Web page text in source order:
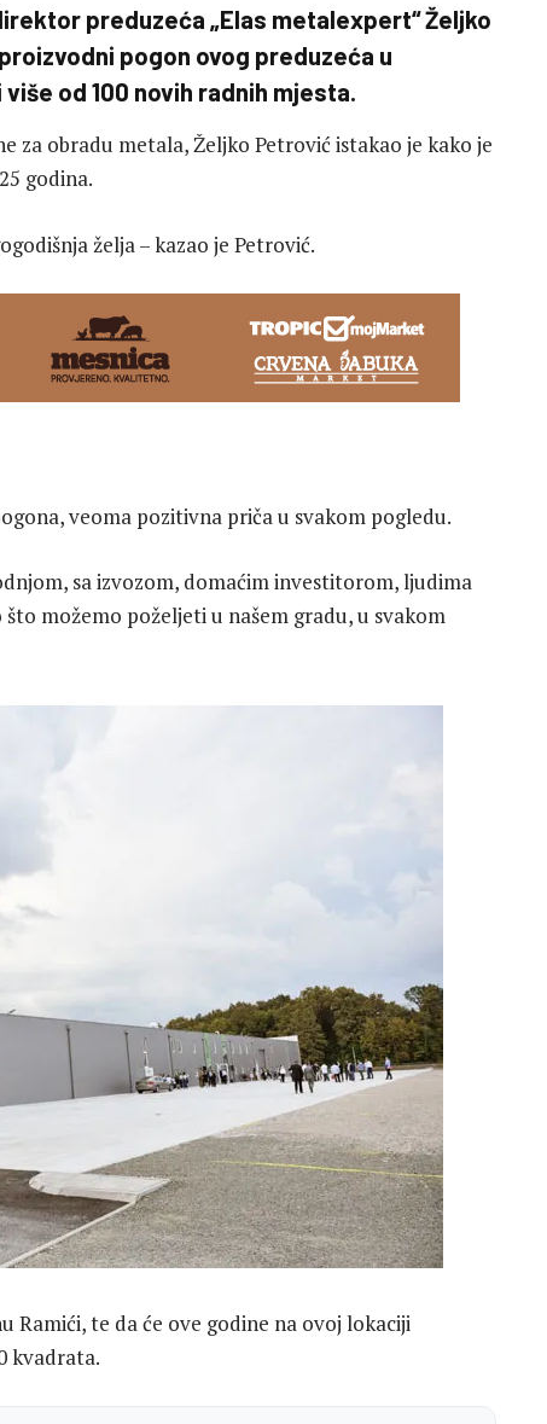
preduzeća „Elas metalexpert“ Željko
pogon ovog preduzeća u
od 100 novih radnih mjesta.
za obradu metala, Željko Petrović istakao je kako je
godina.
želja – kazao je Petrović.
veoma pozitivna priča u svakom pogledu.
sa izvozom, domaćim investitorom, ljudima
možemo poželjeti u našem gradu, u svakom
Ramići, te da će ove godine na ovoj lokaciji
kvadrata.